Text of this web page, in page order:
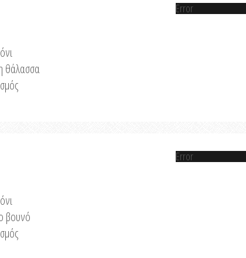
θάλασσα
Error
βουνό
Error